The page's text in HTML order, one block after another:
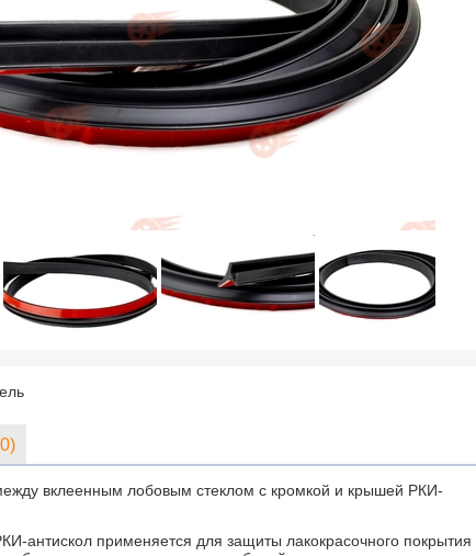
вклеенным лобовым стеклом с кромкой и крышей РКИ-
антискол применяется для защиты лакокрасочного покрытия